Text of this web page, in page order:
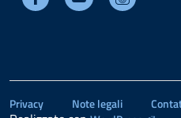
Privacy Note legali